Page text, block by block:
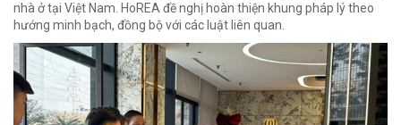
nhà ở tại Việt Nam. HoREA đề nghị hoàn thiện khung pháp lý theo
hướng minh bạch, đồng bộ với các luật liên quan.